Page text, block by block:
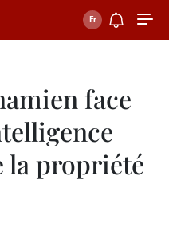
face
la propriété